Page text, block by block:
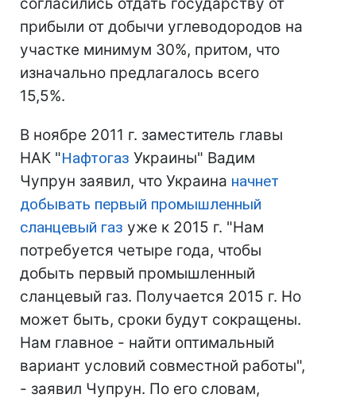
прибыли от добычи углеводородов на
участке минимум 30%, притом, что
изначально предлагалось всего
15,5%.
В ноябре 2011 г. заместитель главы
НАК "Нафтогаз Украины" Вадим
Чупрун заявил, что Украина начнет
добывать первый промышленный
сланцевый газ уже к 2015 г. "Нам
потребуется четыре года, чтобы
добыть первый промышленный
сланцевый газ. Получается 2015 г. Но
может быть, сроки будут сокращены.
Нам главное - найти оптимальный
вариант условий совместной работы",
- заявил Чупрун. По его словам,